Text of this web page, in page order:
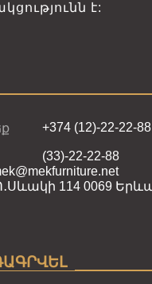
է:
+374 (12)-22-22-
(33)-22-22-88
114 0069